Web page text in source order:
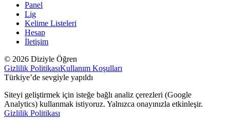
Panel
Lig
Kelime Listeleri
Hesap
İletişim
© 2026 Diziyle Öğren
Gizlilik PolitikasıKullanım Koşulları
Türkiye’de sevgiyle yapıldı
Siteyi geliştirmek için isteğe bağlı analiz çerezleri (Google
Analytics) kullanmak istiyoruz. Yalnızca onayınızla etkinleşir.
Gizlilik Politikası